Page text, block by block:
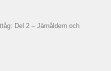
Del 2 – Järnåldern och